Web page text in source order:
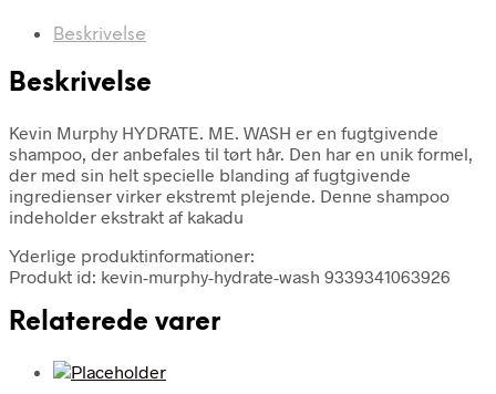
Beskrivelse
Beskrivelse
Kevin Murphy HYDRATE. ME. WASH er en fugtgivende
shampoo, der anbefales til tørt hår. Den har en unik formel,
der med sin helt specielle blanding af fugtgivende
ingredienser virker ekstremt plejende. Denne shampoo
indeholder ekstrakt af kakadu
Yderlige produktinformationer:
Produkt id: kevin-murphy-hydrate-wash 9339341063926
Relaterede varer